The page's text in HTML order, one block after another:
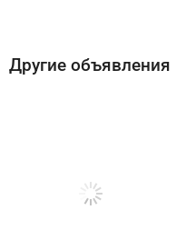
Другие объявления